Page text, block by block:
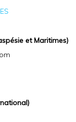
et Maritimes)